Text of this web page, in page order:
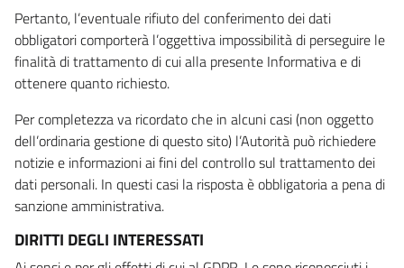
Pertanto, l’eventuale rifiuto del conferimento dei dati
obbligatori comporterà l’oggettiva impossibilità di perseguire le
finalità di trattamento di cui alla presente Informativa e di
ottenere quanto richiesto.
Per completezza va ricordato che in alcuni casi (non oggetto
dell’ordinaria gestione di questo sito) l’Autorità può richiedere
notizie e informazioni ai fini del controllo sul trattamento dei
dati personali. In questi casi la risposta è obbligatoria a pena di
sanzione amministrativa.
DIRITTI DEGLI INTERESSATI